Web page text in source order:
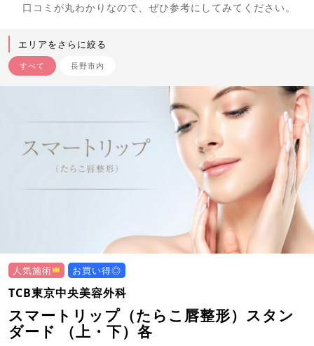
口コミが丸わかりなので、ぜひ参考にしてみてください。
エリアをさらに絞る
すべて 長野市内
人気施術 お買い得◎
TCB東京中央美容外科
スマートリップ（たらこ唇整形）スタン
ダード （上・下）各